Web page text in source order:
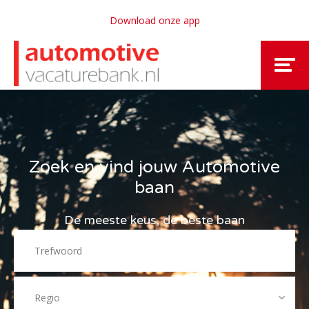
Download onze app
Zoek en vind jouw Automotive
baan
De meeste keus, de beste baan